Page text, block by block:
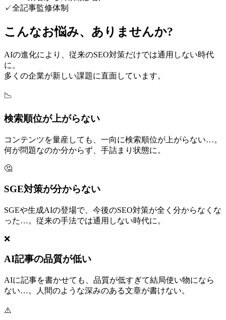
✓全記事監修体制
こんなお悩み、ありませんか?
AIの進化により、従来のSEO対策だけでは通用しない時代
に。
多くの企業が新しい課題に直面しています。
📉
検索順位が上がらない
コンテンツを量産しても、一向に検索順位が上がらない…。
何が問題なのか分からず、手詰まり状態に。
🤔
SGE対策が分からない
SGEや生成AIの登場で、今後のSEO対策が全く分からなくな
った…。従来の手法では通用しない時代に。
❌
AI記事の品質が低い
AIに記事を書かせても、品質が低すぎて結局使い物になら
ない…。人間のような深みのある文章が書けない。
⚠️